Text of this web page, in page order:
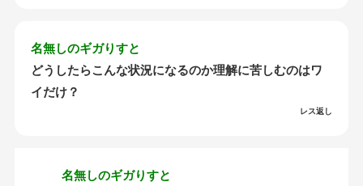
名無しのギガりすと
どうしたらこんな状況になるのか理解に苦しむのはワ
イだけ？
レス返し
名無しのギガりすと